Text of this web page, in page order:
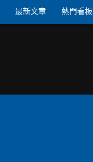
最新文章 熱門看板